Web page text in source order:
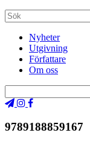
Nyheter
Utgivning
Författare
Om oss
9789188859167